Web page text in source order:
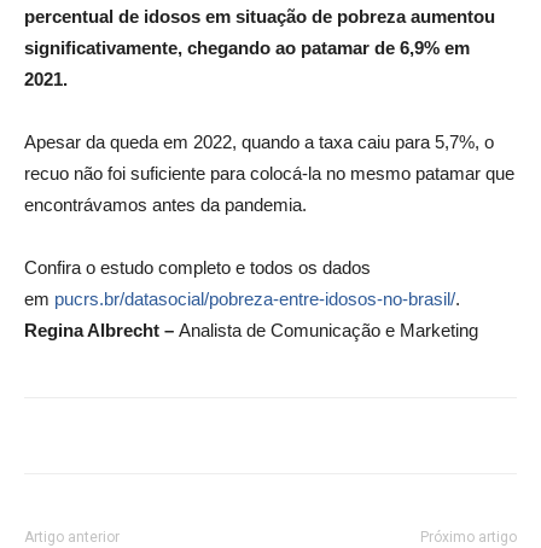
percentual de idosos em situação de pobreza aumentou
significativamente, chegando ao patamar de 6,9% em
2021.
Apesar da queda em 2022, quando a taxa caiu para 5,7%, o
recuo não foi suficiente para colocá-la no mesmo patamar que
encontrávamos antes da pandemia.
Confira o estudo completo e todos os dados
em pucrs.br/datasocial/pobreza-entre-idosos-no-brasil/.
Regina Albrecht – Analista de Comunicação e Marketing
Artigo anterior Próximo artigo